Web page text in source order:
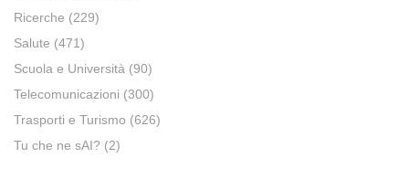
Ricerche (229)
Salute (471)
Scuola e Università (90)
Telecomunicazioni (300)
Trasporti e Turismo (626)
Tu che ne sAI? (2)